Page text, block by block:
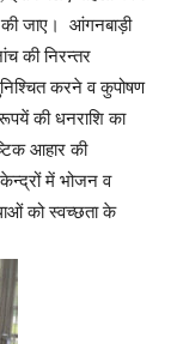
की जाए। आंगनबाड़ी
की निरन्तर
करने व कुपोषण
की धनराशि का
आहार की
केन्द्रों में भोजन व
को स्वच्छता के